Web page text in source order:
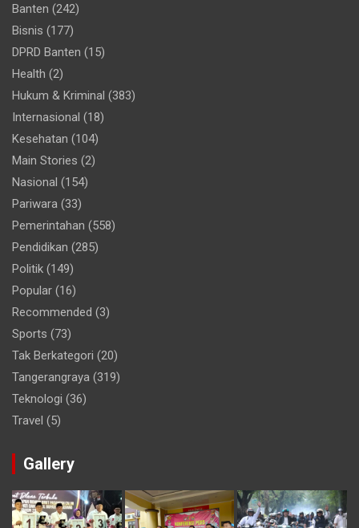
Banten (242)
Bisnis (177)
DPRD Banten (15)
Health (2)
Hukum & Kriminal (383)
Internasional (18)
Kesehatan (104)
Main Stories (2)
Nasional (154)
Pariwara (33)
Pemerintahan (558)
Pendidikan (285)
Politik (149)
Popular (16)
Recommended (3)
Sports (73)
Tak Berkategori (20)
Tangerangraya (319)
Teknologi (36)
Travel (5)
Gallery